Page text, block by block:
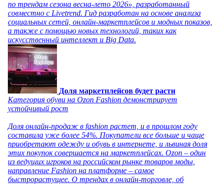
по трендам сезона весна-лето 2026», разработанный
совместно с Livetrend. Гид разработан на основе анализа
социальных сетей, онлайн-маркетплейсов и модных показов,
а также с помощью новых технологий, таких как
искусственный интеллект и Big Data.
Доля маркетплейсов будет расти
Категория обуви на Ozon Fashion демонстрирует
устойчивый рост
Доля онлайн-продаж в fashion растет, и в прошлом году
составила уже более 54%. Покупатели все больше и чаще
приобретают одежду и обувь в интернете, и львиная доля
этих покупок совершается на маркетплейсах. Ozon – один
из ведущих игроков на российском рынке товаров моды,
направление Fashion на платформе – самое
быстрорастущее. О трендах в онлайн-торговле, об